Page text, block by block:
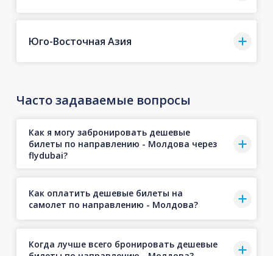
Юго-Восточная Азия
Часто задаваемые вопросы
Как я могу забронировать дешевые
билеты по направлению - Молдова через
flydubai?
Как оплатить дешевые билеты на
самолет по направлению - Молдова?
Когда лучше всего бронировать дешевые